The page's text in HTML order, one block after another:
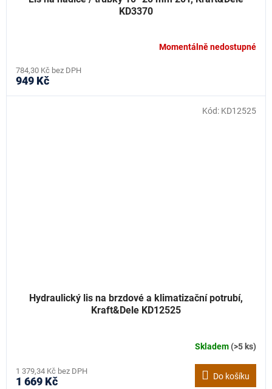
KD3370
Momentálně nedostupné
784,30 Kč bez DPH
949 Kč
Hydraulický lis na brzdové a klimatizační potrubí,
Kraft&Dele KD12525
Skladem(>5 ks)
1 379,34 Kč bez DPH
1 669 Kč Do košíku
Kód: KD12525